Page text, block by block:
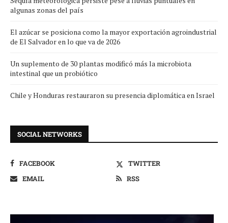
algunas zonas del país
El azúcar se posiciona como la mayor exportación agroindustrial
de El Salvador en lo que va de 2026
Un suplemento de 30 plantas modificó más la microbiota
intestinal que un probiótico
Chile y Honduras restauraron su presencia diplomática en Israel
SOCIAL NETWORKS
FACEBOOK
TWITTER
EMAIL
RSS